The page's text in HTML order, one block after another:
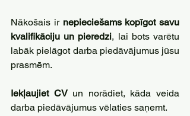
Nākošais ir nepieciešams kopīgot savu
kvalifikāciju un pieredzi, lai bots varētu
labāk pielāgot darba piedāvājumus jūsu
prasmēm.
Iekļaujiet CV un norādiet, kāda veida
darba piedāvājumus vēlaties saņemt.